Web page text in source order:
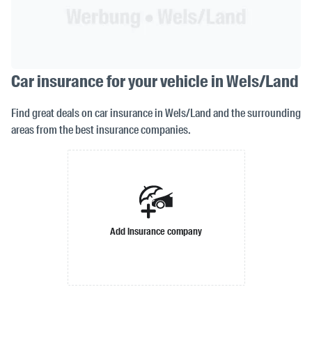
Car insurance for your vehicle in Wels/Land
Find great deals on car insurance in Wels/Land and the surrounding
areas from the best insurance companies.
Add insurance company